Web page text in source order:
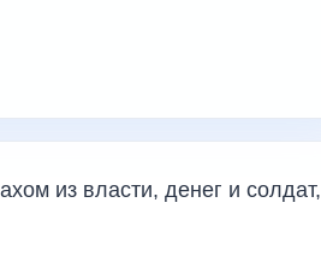
из власти, денег и солдат,